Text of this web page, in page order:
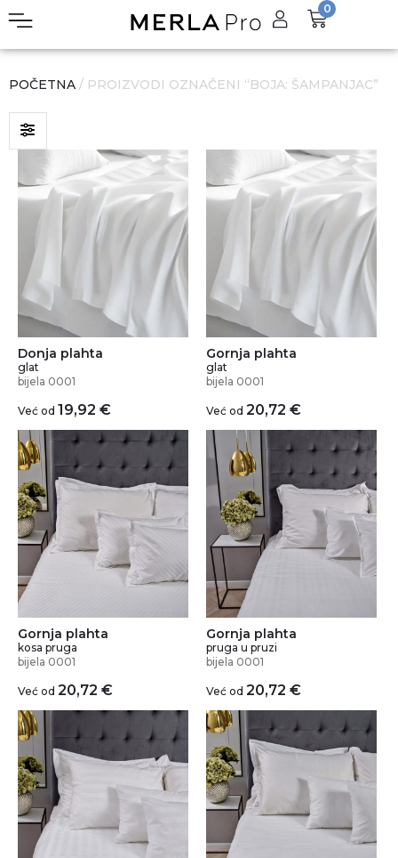
0
POČETNA / PROIZVODI OZNAČENI “BOJA: ŠAMPANJAC”
Donja plahta
glat
bijela 0001
Već od 19,92 €
Gornja plahta
glat
bijela 0001
Već od 20,72 €
Gornja plahta
kosa pruga
bijela 0001
Već od 20,72 €
Gornja plahta
pruga u pruzi
bijela 0001
Već od 20,72 €